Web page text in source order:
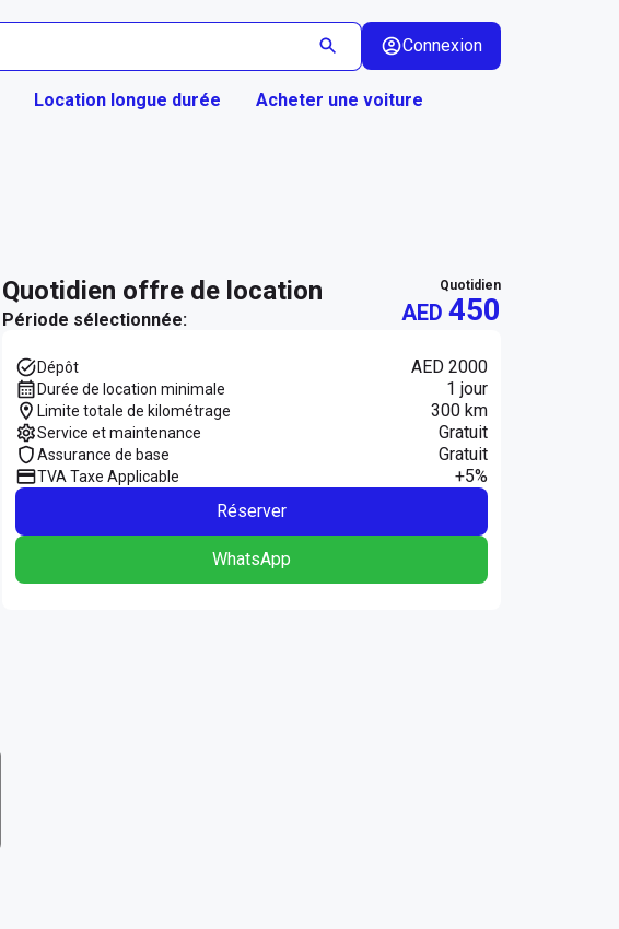
Connexion
Location longue durée Acheter une voiture
quotidien offre de location
Période sélectionnée:
quotidien
AED 450
Dépôt AED 2000
Durée de location minimale 1 jour
Limite totale de kilométrage 300 km
Service et maintenance Gratuit
Assurance de base Gratuit
TVA Taxe Applicable
+5%
Réserver
WhatsApp